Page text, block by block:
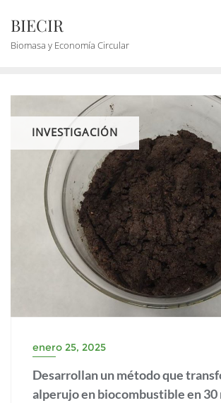
BIECIR
Biomasa y Economía Circular
INVESTIGACIÓN
enero 25, 2025
Desarrollan un método que
alperujo en biocombustible en